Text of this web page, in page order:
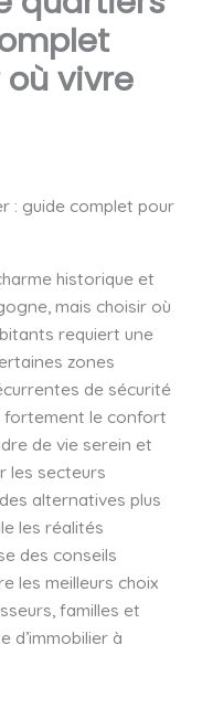
vivre
: guide complet pour
historique et
mais choisir où
requiert une
zones
de sécurité
fortement le confort
de vie serein et
les secteurs
alternatives plus
les réalités
des conseils
les meilleurs choix
familles et
d’immobilier à